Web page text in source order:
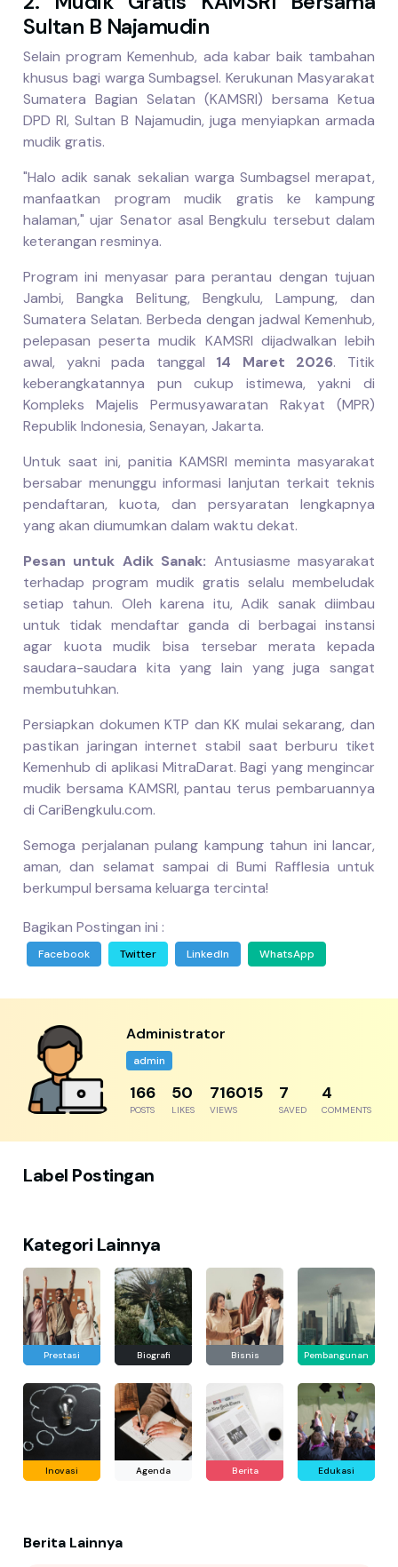
Sultan B Najamudin
Selain program Kemenhub, ada kabar baik tambahan
khusus bagi warga Sumbagsel. Kerukunan Masyarakat
Sumatera Bagian Selatan (KAMSRI) bersama Ketua
DPD RI, Sultan B Najamudin, juga menyiapkan armada
mudik gratis.
"Halo adik sanak sekalian warga Sumbagsel merapat,
manfaatkan program mudik gratis ke kampung
halaman," ujar Senator asal Bengkulu tersebut dalam
keterangan resminya.
Program ini menyasar para perantau dengan tujuan
Jambi, Bangka Belitung, Bengkulu, Lampung, dan
Sumatera Selatan. Berbeda dengan jadwal Kemenhub,
pelepasan peserta mudik KAMSRI dijadwalkan lebih
awal, yakni pada tanggal 14 Maret 2026. Titik
keberangkatannya pun cukup istimewa, yakni di
Kompleks Majelis Permusyawaratan Rakyat (MPR)
Republik Indonesia, Senayan, Jakarta.
Untuk saat ini, panitia KAMSRI meminta masyarakat
bersabar menunggu informasi lanjutan terkait teknis
pendaftaran, kuota, dan persyaratan lengkapnya
yang akan diumumkan dalam waktu dekat.
Pesan untuk Adik Sanak: Antusiasme masyarakat
terhadap program mudik gratis selalu membeludak
setiap tahun. Oleh karena itu, Adik sanak diimbau
untuk tidak mendaftar ganda di berbagai instansi
agar kuota mudik bisa tersebar merata kepada
saudara-saudara kita yang lain yang juga sangat
membutuhkan.
Persiapkan dokumen KTP dan KK mulai sekarang, dan
pastikan jaringan internet stabil saat berburu tiket
Kemenhub di aplikasi MitraDarat. Bagi yang mengincar
mudik bersama KAMSRI, pantau terus pembaruannya
di CariBengkulu.com.
Semoga perjalanan pulang kampung tahun ini lancar,
aman, dan selamat sampai di Bumi Rafflesia untuk
berkumpul bersama keluarga tercinta!
Bagikan Postingan ini :
Facebook Twitter LinkedIn WhatsApp
Administrator
admin
204
POSTS
61
LIKES
881250
VIEWS
8
SAVED
5
COMMENTS
Label Postingan
Kategori Lainnya
Prestasi Biografi Bisnis Pembangunan
Inovasi Agenda Berita Edukasi
Berita Lainnya